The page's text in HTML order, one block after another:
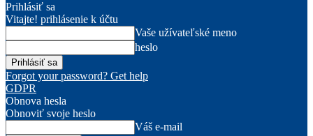
Prihlásiť sa
Vitajte! prihlásenie k účtu
Vaše užívateľské meno
heslo
Forgot your password? Get help
GDPR
Obnova hesla
Obnoviť svoje heslo
Váš e-mail